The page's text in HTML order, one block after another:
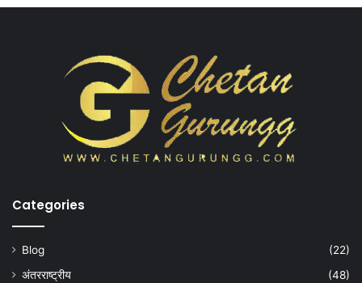
Categories
Blog
(22)
अंतरराष्ट्रीय
(48)